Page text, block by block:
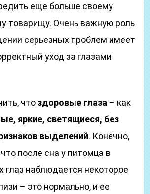
еще больше своему
товарищу. Очень важную роль
серьезных проблем имеет
уход за глазами
что здоровые глаза – как
яркие, светящиеся, без
выделений. Конечно,
после сна у питомца в
глаз наблюдается некоторое
– это нормально, и ее